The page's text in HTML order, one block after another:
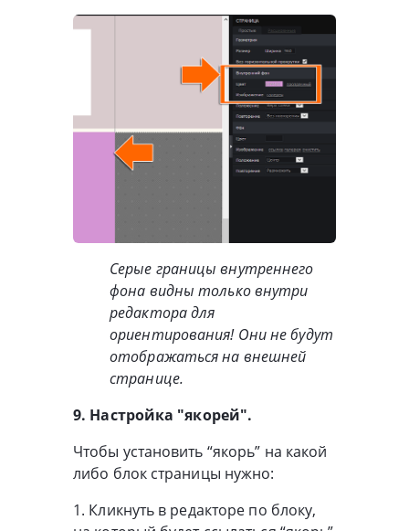
Серые границы внутреннего
фона видны только внутри
редактора для
ориентирования! Они не будут
отображаться на внешней
странице.
9. Настройка "якорей".
Чтобы установить “якорь” на какой
либо блок страницы нужно:
1. Кликнуть в редакторе по блоку,